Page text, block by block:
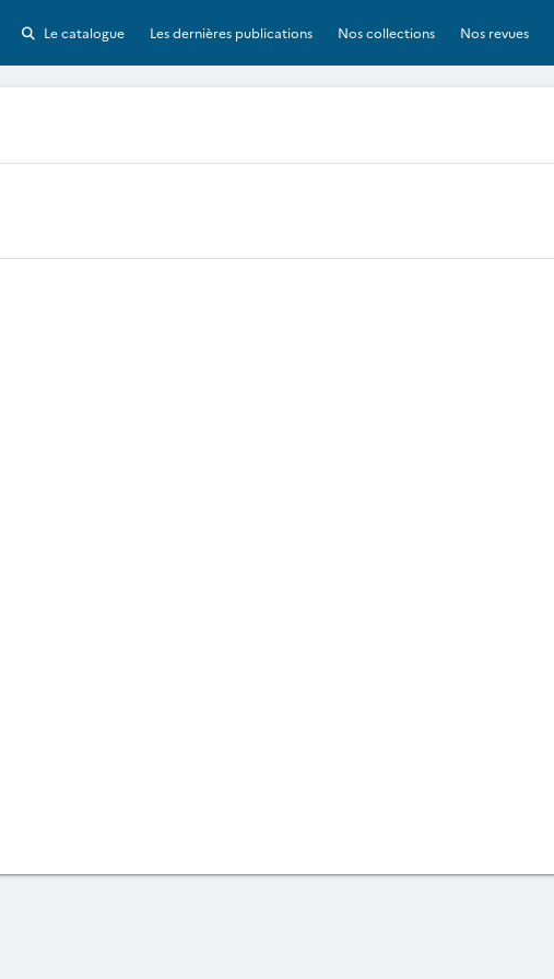
Le catalogue Les dernières publications Nos collections Nos revues